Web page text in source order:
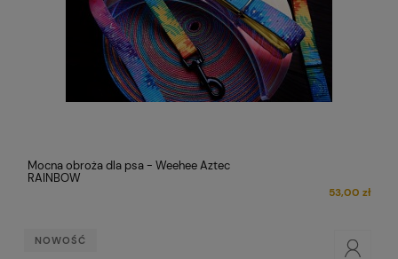
Mocna obroża dla psa - Weehee Aztec
RAINBOW
53,00 zł
NOWOŚĆ